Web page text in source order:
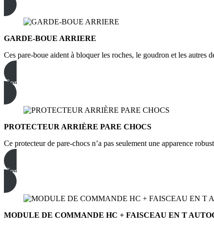
GARDE-BOUE ARRIERE
Ces pare-boue aident à bloquer les roches, le goudron et les autres
Commandez dès maintenant
PROTECTEUR ARRIÈRE PARE CHOCS
Ce protecteur de pare-chocs n’a pas seulement une apparence
Commandez dès maintenant
MODULE DE COMMANDE HC + FAISCEAU EN T